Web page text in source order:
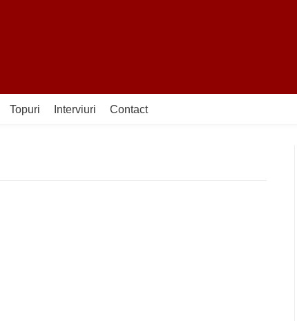
Topuri Interviuri Contact